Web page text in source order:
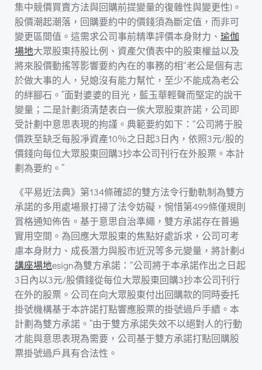
集中競價買賣方法與回購前提變量的復雜性與變更性)。
股價潮起潮落，回購要約中的價錢須為斷定值，而非可
變更區間值。這需求公司事前精準評價本身財力、 瑜伽
場地大眾股東持股比例、資產欠債表中的股東權益以及
將來股價動搖等影響要約內在的事務的相“老公是個有志
於做大事的人，兒媳沒有能力幫忙，至少不能成為老公
的絆腳石。”面對婆婆的目光，藍玉華輕聲而堅定的說干
變量；二是計劃須清楚表白一俟大眾股東許諾，公司即
受計劃中意思表現的拘謹。典範要約如下：“公司將于股
價跌至缺乏每股凈資產10％之日起3日內，依照3元/股的
價錢向每位大眾股東回購3抄本公司刊行在外股票。本計
劃為要約。”
《平易近法典》第134條確認的雙方法令行動軌制為雙方
承諾的多用處場景打掃了法令妨礙，惋惜第499條僅規則
賞格通知佈告。基于意思自治準繩，雙方承諾存在普遍
實用空間。為回應大眾股東的焦點好處訴求，公司可考
慮本身財力、成長潛力與股市近況等多元變量，將計劃d
講座場地esign為雙方承諾：“公司將于本承諾作出之日起
3日內以3元/股價錢從每位大眾股東回購3抄本公司刊行
在外的股票。公司在向大眾股東付出回購款的同時委托
掛號機構基于本許諾打點響應股票的掛號過戶手續。本
計劃為雙方承諾。”由于雙方承諾失效不以絕對人的行動
才能與意思表現為需要，公司基于雙方承諾打點回購股
票掛號過戶具有合法性。